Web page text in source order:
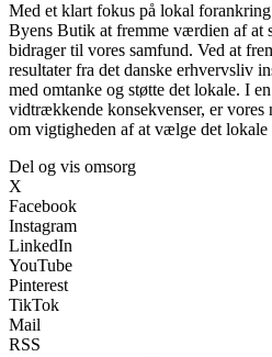
Med et klart fokus på lokal
Byens Butik at fremme værdien af at
bidrager til vores samfund. Ved at
resultater fra det danske erhvervsliv
med omtanke og støtte det lokale. I
vidtrækkende konsekvenser, er vores
om vigtigheden af at vælge det
Del og vis omsorg
X
Facebook
Instagram
LinkedIn
YouTube
Pinterest
TikTok
Mail
RSS